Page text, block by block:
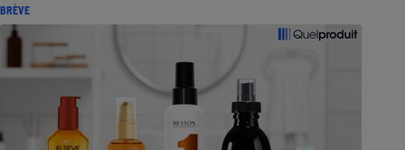
BRÈVE